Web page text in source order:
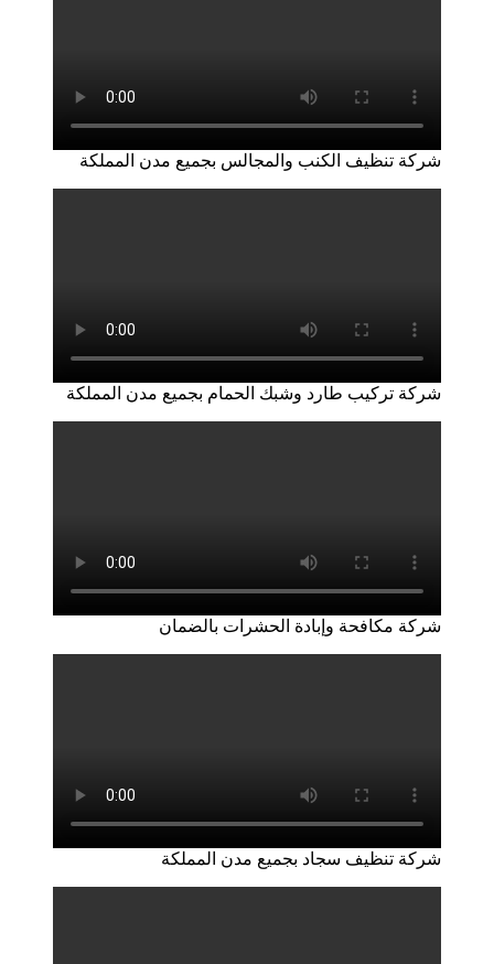
شركة تنظيف الكنب والمجالس بجميع مدن المملكة
شركة تركيب طارد وشبك الحمام بجميع مدن المملكة
شركة مكافحة وإبادة الحشرات بالضمان
شركة تنظيف سجاد بجميع مدن المملكة